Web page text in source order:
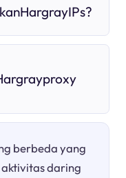
berbeda yang
daring